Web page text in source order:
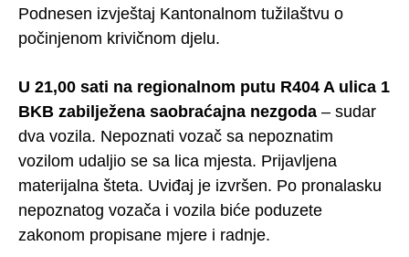
Podnesen izvještaj Kantonalnom tužilaštvu o
počinjenom krivičnom djelu.
U 21,00 sati na regionalnom putu R404 A ulica 1
BKB zabilježena saobraćajna nezgoda – sudar
dva vozila. Nepoznati vozač sa nepoznatim
vozilom udaljio se sa lica mjesta. Prijavljena
materijalna šteta. Uviđaj je izvršen. Po pronalasku
nepoznatog vozača i vozila biće poduzete
zakonom propisane mjere i radnje.